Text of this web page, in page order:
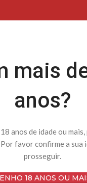
mais
anos?
anos de idade ou
favor confirme a sua
prosseguir.
18 ANOS OU
Cintos e strap-
Início Loja Online